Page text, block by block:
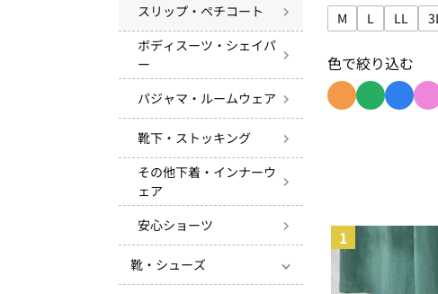
スリップ・ペチコート
ボディスーツ・シェイパ
ー
パジャマ・ルームウェア
靴下・ストッキング
その他下着・インナーウ
ェア
安心ショーツ
靴・シューズ
M
サイズで絞り込
L
サイズで絞
LL
サイ
色で絞り込む
1